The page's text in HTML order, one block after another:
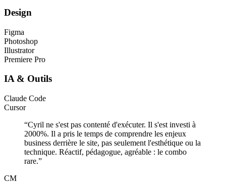
Design
Figma
Photoshop
Illustrator
Premiere Pro
IA & Outils
Claude Code
Cursor
“Cyril ne s'est pas contenté d'exécuter. Il s'est investi à
2000%. Il a pris le temps de comprendre les enjeux
business derrière le site, pas seulement l'esthétique ou la
technique. Réactif, pédagogue, agréable : le combo
rare.”
CM